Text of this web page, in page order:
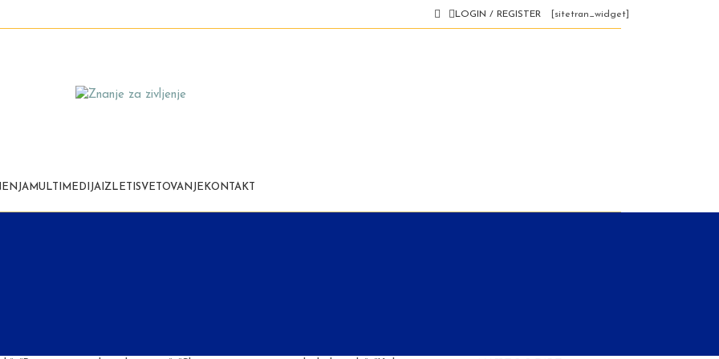
LOGIN / REGISTER [sitetran_widget]
MULTIMEDIJA IZLETI SVETOVANJE KONTAKT